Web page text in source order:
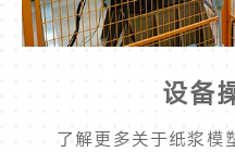
设备
了解更多关于纸浆模